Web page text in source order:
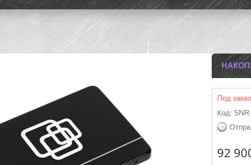
Под заказ
Код:
92